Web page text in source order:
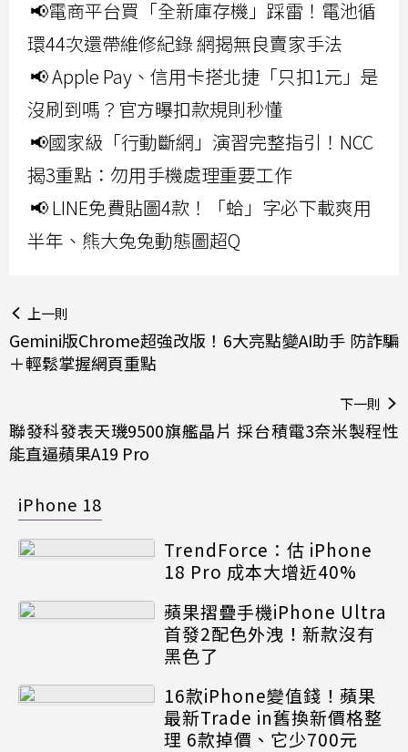
📢電商平台買「全新庫存機」踩雷！電池循
環44次還帶維修紀錄 網揭無良賣家手法
📢 Apple Pay、信用卡搭北捷「只扣1元」是
沒刷到嗎？官方曝扣款規則秒懂
📢國家級「行動斷網」演習完整指引！NCC
揭3重點：勿用手機處理重要工作
📢 LINE免費貼圖4款！「蛤」字必下載爽用
半年、熊大兔兔動態圖超Q
上一則
Gemini版Chrome超強改版！6大亮點變AI助手 防詐騙
＋輕鬆掌握網頁重點
下一則
聯發科發表天璣9500旗艦晶片 採台積電3奈米製程性
能直逼蘋果A19 Pro
iPhone 18
TrendForce：估 iPhone
18 Pro 成本大增近40%
蘋果摺疊手機iPhone Ultra
首發2配色外洩！新款沒有
黑色了
16款iPhone變值錢！蘋果
最新Trade in舊換新價格整
理 6款掉價、它少700元